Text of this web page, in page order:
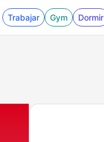
Trabajar Gym Dormir